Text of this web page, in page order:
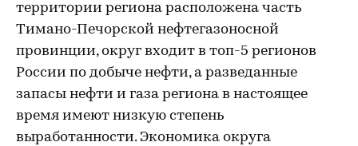
территории региона расположена часть
Тимано-Печорской нефтегазоносной
провинции, округ входит в топ-5 регионов
России по добыче нефти, а разведанные
запасы нефти и газа региона в настоящее
время имеют низкую степень
выработанности. Экономика округа